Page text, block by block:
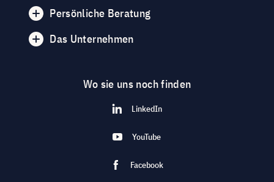
Persönliche Beratung
Das Unternehmen
Wo sie uns noch finden
LinkedIn
YouTube
Facebook